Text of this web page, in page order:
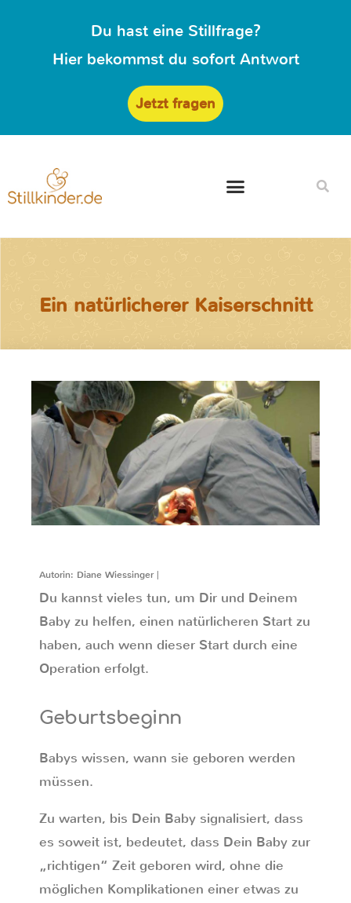
Du hast eine Stillfrage?
Hier bekommst du sofort Antwort
Jetzt fragen
Ein natürlicherer Kaiserschnitt
Autorin: Diane Wiessinger |
Du kannst vieles tun, um Dir und Deinem
Baby zu helfen, einen natürlicheren Start zu
haben, auch wenn dieser Start durch eine
Operation erfolgt.
Geburtsbeginn
Babys wissen, wann sie geboren werden
müssen.
Zu warten, bis Dein Baby signalisiert, dass
es soweit ist, bedeutet, dass Dein Baby zur
„richtigen“ Zeit geboren wird, ohne die
möglichen Komplikationen einer etwas zu